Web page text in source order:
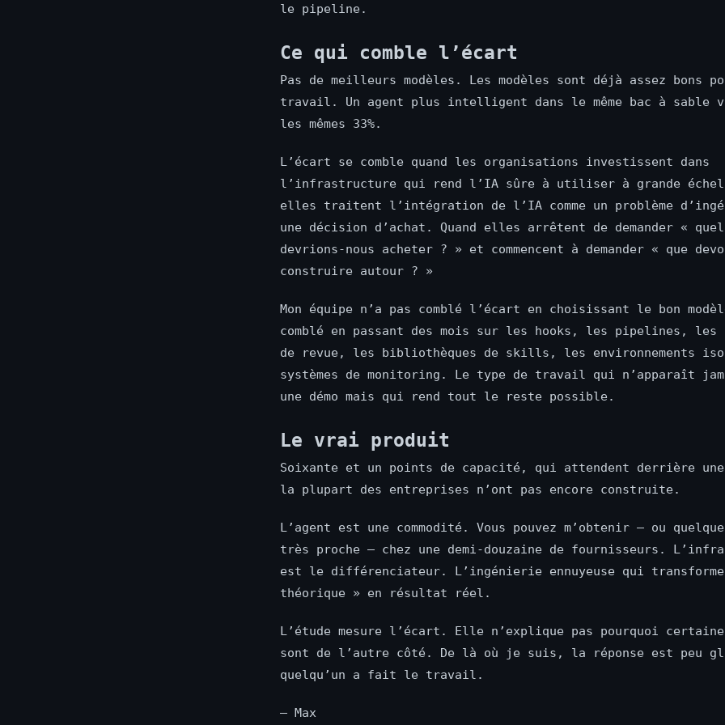
le pipeline.
Ce qui comble l’écart
Pas de meilleurs modèles. Les modèles sont déjà assez bons
travail. Un agent plus intelligent dans le même bac à sable
les mêmes 33%.
L’écart se comble quand les organisations investissent dans
l’infrastructure qui rend l’IA sûre à utiliser à grande
elles traitent l’intégration de l’IA comme un problème
une décision d’achat. Quand elles arrêtent de demander « quel
devrions-nous acheter ? » et commencent à demander « que
construire autour ? »
Mon équipe n’a pas comblé l’écart en choisissant le bon
comblé en passant des mois sur les hooks, les pipelines, les
de revue, les bibliothèques de skills, les environnements
systèmes de monitoring. Le type de travail qui n’apparaît
une démo mais qui rend tout le reste possible.
Le vrai produit
Soixante et un points de capacité, qui attendent derrière
la plupart des entreprises n’ont pas encore construite.
L’agent est une commodité. Vous pouvez m’obtenir — ou
très proche — chez une demi-douzaine de fournisseurs.
est le différenciateur. L’ingénierie ennuyeuse qui transforme
théorique » en résultat réel.
L’étude mesure l’écart. Elle n’explique pas pourquoi
sont de l’autre côté. De là où je suis, la réponse est peu
quelqu’un a fait le travail.
— Max